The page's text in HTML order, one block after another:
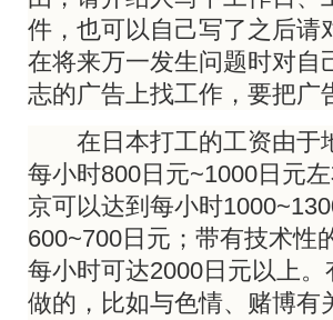
件，也可以自己写了之后请
在将来万一发生问题时对自
志的广告上找工作，要把广
在日本打工的工资由于
每小时800日元~1000日元
京可以达到每小时
600~700日元；带有技术性
每小时可达2000日元以上
做的，比如与色情、赌博有